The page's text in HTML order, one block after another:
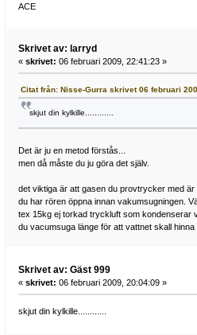
ACE
Skrivet av: larryd
« skrivet: 06 februari 2009, 22:41:23 »
Citat från: Nisse-Gurra skrivet 06 februari
skjut din kylkille............
Det är ju en metod förstås...
men då måste du ju göra det själv.
det viktiga är att gasen du provtrycker med
du har rören öppna innan vakumsugningen.
tex 15kg ej torkad tryckluft som kondenserar
du vacumsuga länge för att vattnet skall hinna
Skrivet av: Gäst 999
« skrivet: 06 februari 2009, 20:04:09 »
skjut din kylkille............